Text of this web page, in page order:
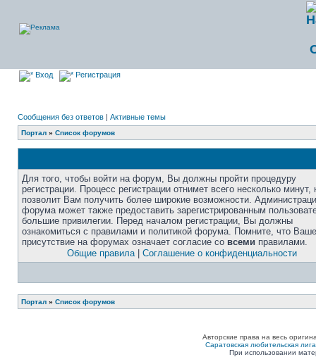
Вход Регистрация
Сообщения без ответов | Активные темы
Портал » Список форумов
Для того, чтобы войти на форум, Вы должны пройти процедуру
регистрации. Процесс регистрации отнимет всего несколько минут,
позволит Вам получить более широкие возможности.
форума может также предоставить зарегистрированным
большие привилегии. Перед началом регистрации, Вы должны
ознакомиться с правилами и политикой форума. Помните, что Ваше
присутствие на форумах означает согласие со всеми правилами.
Общие правила| Соглашение о конфиденциальности
Портал » Список форумов
Авторские права на весь
Саратовская любительская
При использовании